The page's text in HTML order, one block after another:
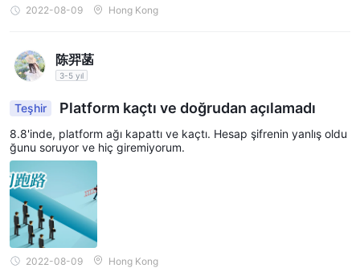
2022-08-09 Hong Kong
陈羿菡
3-5 yıl
Teşhir Platform kaçtı ve doğrudan açılamadı
8.8'inde, platform ağı kapattı ve kaçtı. Hesap şifrenin yanlış oldu
ğunu soruyor ve hiç giremiyorum.
2022-08-09 Hong Kong